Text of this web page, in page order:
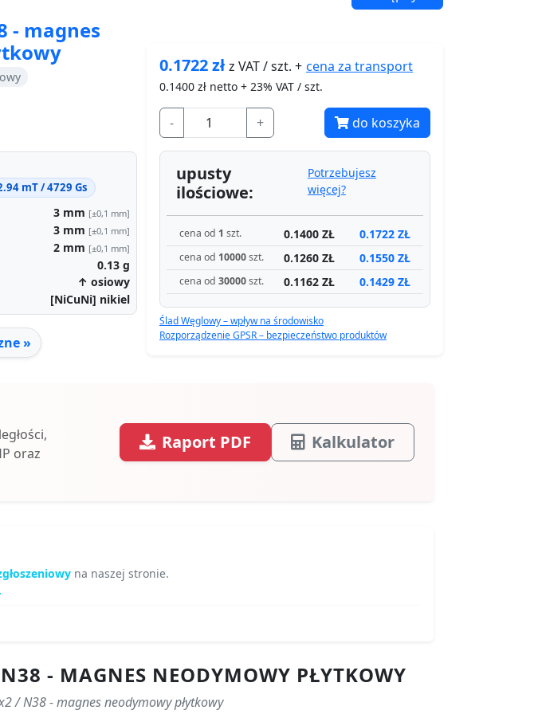
- magnes
mT / 4729 Gs
3 mm [±0,1 mm]
3 mm [±0,1 mm]
2 mm [±0,1 mm]
0.13 g
↑ osiowy
[NiCuNi] nikiel
»
0.1722złz VAT / szt. + cena za transport
0.1400 zł netto + 23% VAT / szt.
- + do koszyka
upusty
ilościowe:
Potrzebujesz
więcej?
cena od 1 szt. 0.1400 ZŁ 0.1722 ZŁ
cena od 10000szt. 0.1260 ZŁ 0.1550 ZŁ
cena od 30000szt. 0.1162 ZŁ 0.1429 ZŁ
Ślad Węglowy – wpływ na środowisko
Rozporządzenie GPSR – bezpieczeństwo produktów
oraz
Raport PDF Kalkulator
na naszej stronie.
- MAGNES NEODYMOWY PŁYTKOWY
/ N38 - magnes neodymowy płytkowy